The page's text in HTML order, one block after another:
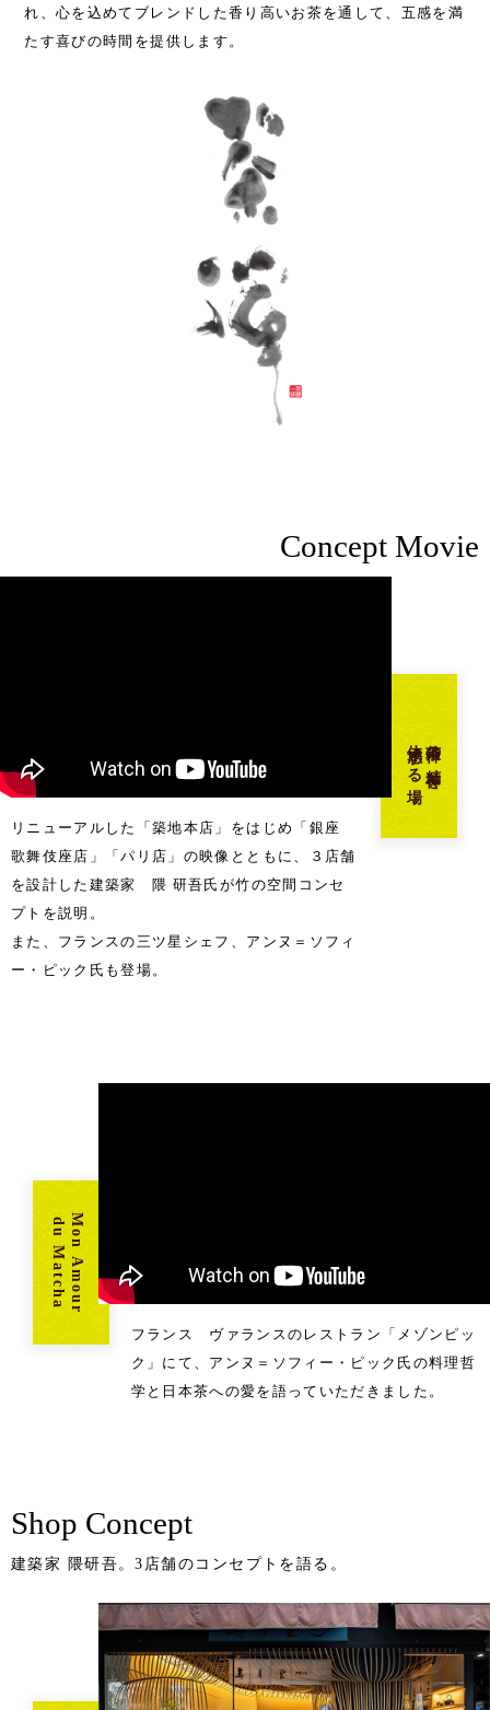
れ、心を込めてブレンドした香り高いお茶を通して、五感を満
たす喜びの時間を提供します。
Concept Movie
茶禅の精神を
体感する場
リニューアルした「築地本店」をはじめ「銀座
歌舞伎座店」「パリ店」の映像とともに、３店舗
を設計した建築家 隈 研吾氏が竹の空間コンセ
プトを説明。
また、フランスの三ツ星シェフ、アンヌ＝ソフィ
ー・ピック氏も登場。
Mon Amour
du Matcha
フランス ヴァランスのレストラン「メゾンピッ
ク」にて、アンヌ＝ソフィー・ピック氏の料理哲
学と日本茶への愛を語っていただきました。
Shop Concept
建築家 隈研吾。3店舗のコンセプトを語る。